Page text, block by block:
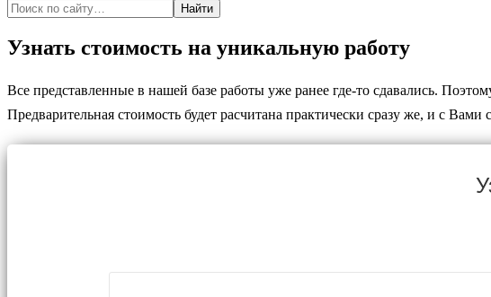
Найти
Узнать стоимость на уникальную работу
Все представленные в нашей базе работы уже ранее где-то сдавались.
Предварительная стоимость будет расчитана практически сразу же, и с